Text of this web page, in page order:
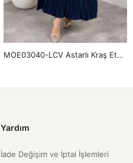
MOE03040-LCV Astarlı Kraş Etek-Lacivert
Yardım
İade Değişim ve İptal İşlemleri